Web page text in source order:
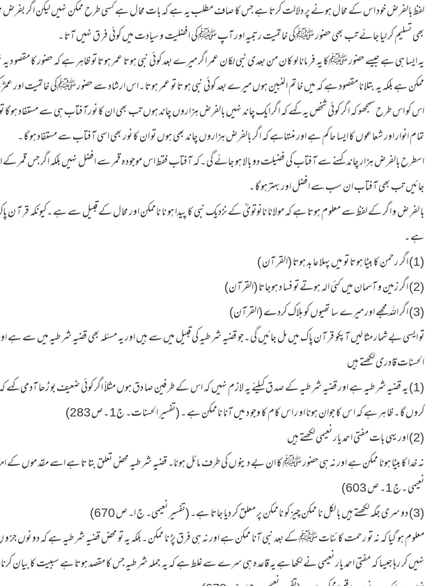
لفظ بالفرض خود اس کے محال ہونے پر دلالت کرتا ہے جس کا صاف مطلب یہ ہے کہ بات محال ہے کسی طرح ممکن نہیں لیکن اگر بفرض
بھی تسلیم کر لیا جائے تب بھی حضور ﷺکی خاتمیت رتبیہ اور آپ ﷺکی افضلیت و سیادت میں کوئی فر ق نہیں آتا ۔
یہ ایسا ہی ہے جیسے حضور ﷺکا یہ فر مانا لو کان من بعدی نبی لکان عمر اگر میرے بعد کوئی نبی ہوتا عمر ہوتا تو ظاہر ہے کہ حضور کا
ممکن ہے بلکہ یہ بتلانا مقصود ہے کہ میں خاتم النبین ہوں میرے بعد کوئی نبی ہو تا تو عمر ہوتا ۔اس ارشاد سے حضور ﷺکی خاتمیت اور
اس کو اس طرح سمجھو کہ اگر کوئی شخص یہ کہے کہ اگر ایک چاند نہیں بالفرض ہزاروں چاند ہوں تب بھی ان کا نورآفتاب ہی سے مستفاد ہو
تمام انوار اور شعاعوں کا ایسا حاکم ہے اور منتہاہے کہ اگر بالفرض ہزاروں چاند بھی ہوں تو ان کا نور بھی اسی آفتاب سے مستفاد ہو گا ۔
اسطرح بالفرض ہزار چاند کہنے سے آفتاب کی فضیلت دو بالا ہو جائے گی ۔کہ آفتاب فقط اس موجودہ قمر سے افضل نہیں بلکہ اگر جس قمر
جائیں تب بھی آفتاب ان سب سے افضل اور بہترہو گا ۔
با لفر ض و اگر کے لفظ سے معلوم ہوتا ہے کہ مولانا نانوتویؒ کے نزدیک نبی کا پیدا ہو نا ناممکن اور محال کے قبیل سے ہے ۔کیونکہ قر آ ن
ہے ۔
(1) اگر رحمن کا بیٹا ہوتا تو میں پہلا عا بد ہوتا (القر آن )
(2) اگر زمین و آسمان میں کئی الہ ہوتے تو فسا د ہوجاتا (القرآن)
(3) اگر اللہ مجھے اور میرے سا تھیوں کو ہلاک کردے (القرآن)
تو ایسی بے شمار مثا لیں آپکو قر آن پاک میں مل جائیں گی ۔جو قضیہ شر طیہ کی قبیل میں سے ہیں اور یہ مسئلہ بھی قضیہ شر طیہ میں سے ہے
الحسنات قادری لکھتے ہیں
(1) یہ قضیہ شر طیہ ہے اور قضیہ شر طیہ کے صد ق کیلئے یہ لازم نہیں کہ اس کے طر فین صا دق ہوں مثلاً اگر کوئی ضعیف بو ڑھا آدمی کہے
کروں گا ۔ظا ہر ہے کہ ا س کا جوان ہونا او ر اس کام کا وجو د میں آنا ناممکن ہے ۔ (تفسیر الحسنات۔ ج1 ۔ص 283)
(2) اور یہی بات مفتی احمد یار نعیمی لکھتے ہیں
نہ خدا کا بیٹا ہونا ممکن ہے اور نہ ہی حضور ﷺ کا ان بے دینو ں کی طرف مائل ہونا۔ قضیہ شر طیہ محض تعلق بتا تا ہے اسے مقد موں کے
نعیمی ۔ج 1۔ ص 603)
(3) دو سری جگہ لکھتے ہیں با لکل نا ممکن چیز کو ناممکن پر معلق کر دیا جاتا ہے۔ (تفسیر نعیمی۔ ج ا۔ ص 670)
معلوم ہو گیا کہ نہ تو رحمت کائنات ﷺ کے بعد نبی آنا ممکن ہے اور نہ ہی فرق پڑ نا ممکن ۔بلکہ یہ تو محض قضیہ شر طیہ ہے کہ دو نوں
نہیں کر رہا جیسا کہ مفتی احمد یار نعیمی نے لکھا ہے یہ قاعدہ ہی سرے سے غلط ہے کہ یہ جملہ شر طیہ جس کا مقصد ہوتا ہے سببیت کا بیان